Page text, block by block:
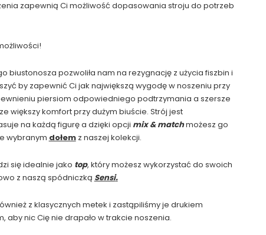
zapewnią Ci możliwość dopasowania stroju do potrzeb
biustonosza pozwoliła nam na rezygnację z użycia fiszbin i
by zapewnić Ci jak największą wygodę w noszeniu przy
piersiom odpowiedniego podtrzymania a szersze
większy komfort przy dużym biuście. Strój jest
na każdą figurę a dzięki opcji mix & matchmożesz go
wybranym dołemz naszej kolekcji.
się idealnie jako top, który możesz wykorzystać do swoich
z naszą spódniczką Sensi.
z klasycznych metek i zastąpiliśmy je drukiem
aby nic Cię nie drapało w trakcie noszenia.